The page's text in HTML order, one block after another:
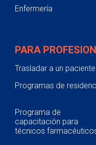
Enfermería
PARA
Trasladar a un paciente
Programas de
Programa de
capacitación para
técnicos